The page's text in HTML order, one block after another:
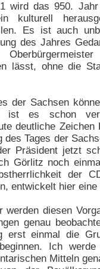
wird das 950.
kulturell
Es ist auch
des Jahres
lässt, ohne die
der Sachsen
ist es schon
deutliche
des Tages der
Präsident jetzt
Görlitz noch
der
entwickelt hier eine
diesen
genau
erst einmal die
Ich
Mitteln